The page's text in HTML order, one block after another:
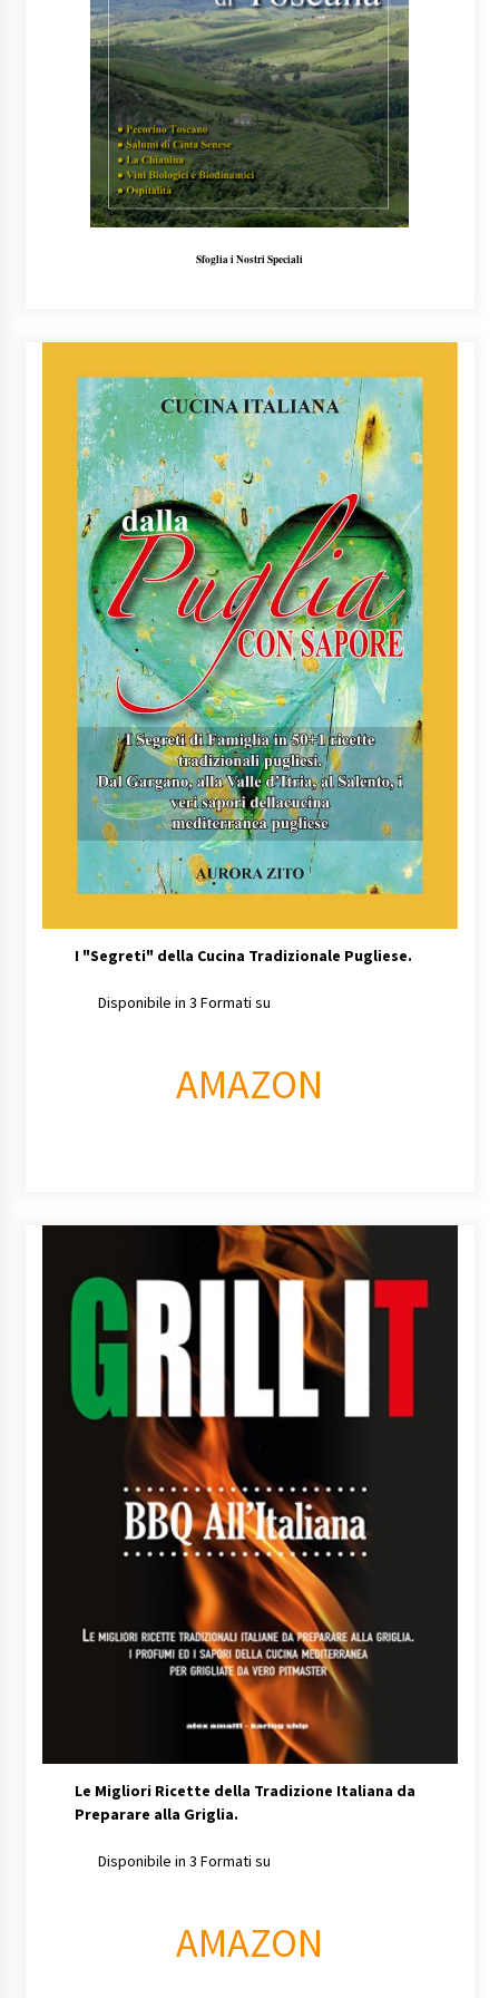
Sfoglia i Nostri Speciali
I "Segreti" della Cucina Tradizionale Pugliese.
Disponibile in 3 Formati su
AMAZON
Le Migliori Ricette della Tradizione Italiana da
Preparare alla Griglia.
Disponibile in 3 Formati su
AMAZON